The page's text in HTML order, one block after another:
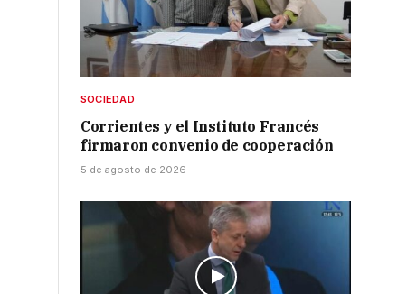
SOCIEDAD
Corrientes y el Instituto Francés
firmaron convenio de cooperación
5 de agosto de 2026